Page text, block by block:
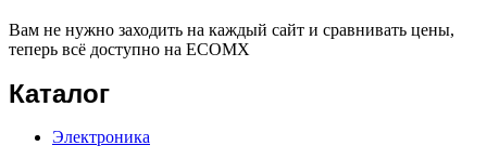
Вам не нужно заходить на каждый сайт и сравнивать цены,
теперь всё доступно на ECOMX
Каталог
Электроника